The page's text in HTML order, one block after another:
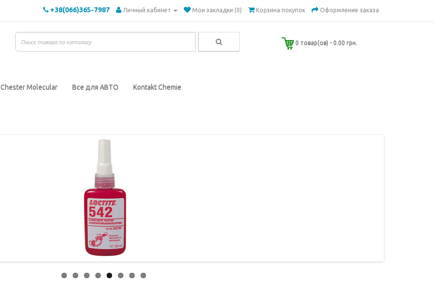
+38(066)365-7987 Личный кабинет Мои закладки (0) Корзина покупок Оформление заказа
0 товар(ов) - 0.00 грн.
Chester Molecular Все для АВТО Kontakt Chemie